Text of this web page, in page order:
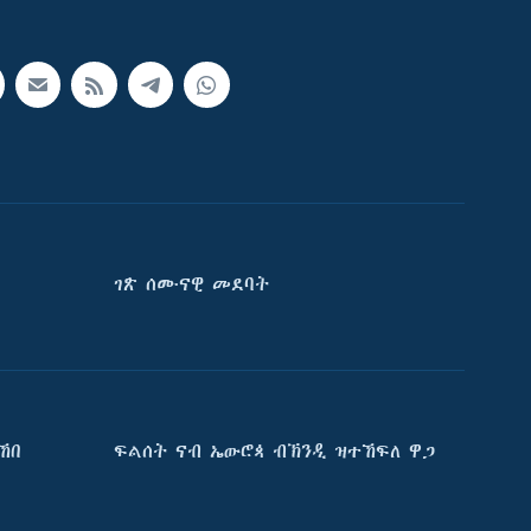
ገጽ ሰሙናዊ መደባት
ፍልሰት ናብ ኤውሮጳ ብኽንዲ ዝተኸፍለ ዋጋ